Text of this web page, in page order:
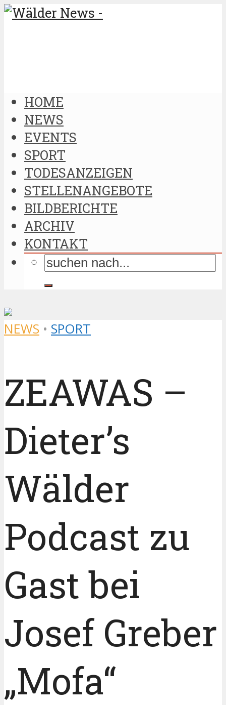
HOME
NEWS
EVENTS
SPORT
TODESANZEIGEN
STELLENANGEBOTE
BILDBERICHTE
ARCHIV
KONTAKT
NEWS • SPORT
ZEAWAS –
Dieter’s
Wälder
Podcast zu
Gast bei
Josef Greber
„Mofa“